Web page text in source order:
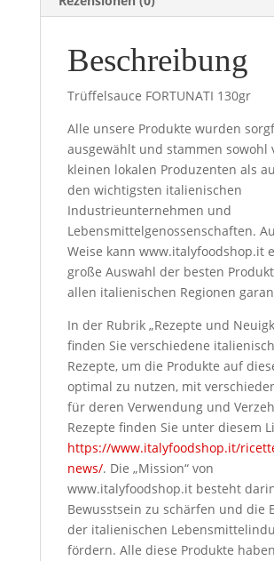
Beschreibung
Trüffelsauce FORTUNATI 130gr
Alle unsere Produkte wurden
ausgewählt und stammen sowohl
kleinen lokalen Produzenten als
den wichtigsten italienischen
Industrieunternehmen und
Lebensmittelgenossenschaften.
Weise kann www.italyfoodshop.it
große Auswahl der besten
allen italienischen Regionen
In der Rubrik „Rezepte und
finden Sie verschiedene
Rezepte, um die Produkte auf
optimal zu nutzen, mit
für deren Verwendung und
Rezepte finden Sie unter diesem
https://www.italyfoodshop.it/
news/. Die „Mission“ von
www.italyfoodshop.it besteht
Bewusstsein zu schärfen und die
der italienischen
fördern. Alle diese Produkte haben